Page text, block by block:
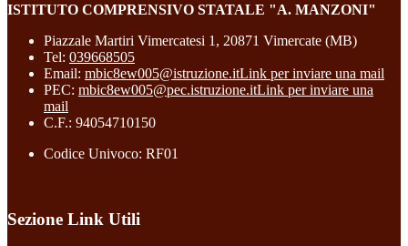
ISTITUTO COMPRENSIVO STATALE "A. MANZONI"
Piazzale Martiri Vimercatesi 1, 20871 Vimercate (MB)
Tel: 039668505
Email: mbic8ew005@istruzione.itLink per inviare una mail
PEC: mbic8ew005@pec.istruzione.itLink per inviare una
mail
C.F.: 94054710150
Codice Univoco: RF01
Sezione Link Utili